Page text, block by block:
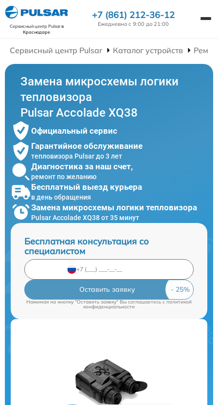
Сервисный центр Pulsarв
Краснодаре
+7 (861) 212-36-12
Ежедневно с 9:00 до 21:00
Сервисный центр Pulsar Каталог устройств
Замена микросхемы логики
тепловизора
Pulsar Accolade XQ38
Официальный сервис
Гарантийное обслуживание
тепловизора Pulsar до 3 лет
Диагностика за наш счет,
ремонт по желанию
Бесплатный выезд курьера
в день обращения
Замена микросхемы логики тепловизора
Pulsar Accolade XQ38 от 35 минут
Бесплатная консультация со
специалистом
Оставить заявку
Нажимая на кнопку "Оставить заявку" Вы соглашаетесь cполитикой
конфиденциальности